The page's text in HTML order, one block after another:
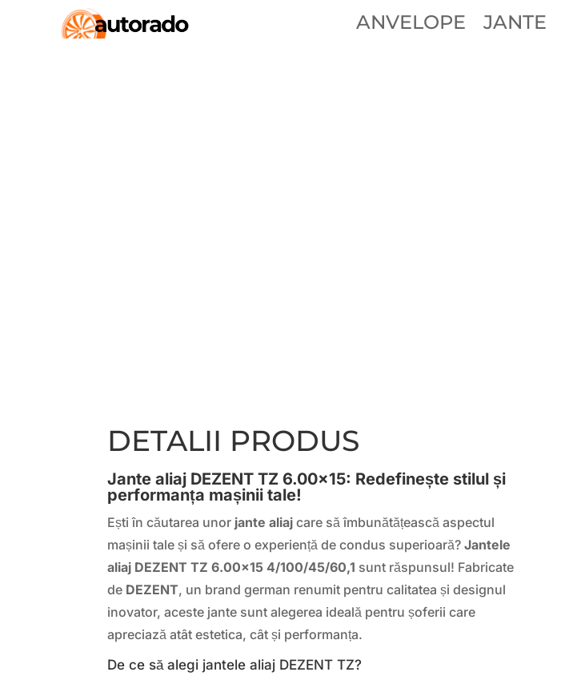
ANVELOPE JANTE
DETALII PRODUS
Jante aliaj DEZENT TZ 6.00×15: Redefinește stilul și
performanța mașinii tale!
Ești în căutarea unor jante aliaj care să îmbunătățească aspectul
mașinii tale și să ofere o experiență de condus superioară?Jantele
aliaj DEZENT TZ 6.00×15 4/100/45/60,1 sunt răspunsul! Fabricate
de DEZENT, un brand german renumit pentru calitatea și designul
inovator, aceste jante sunt alegerea ideală pentru șoferii care
apreciază atât estetica, cât și performanța.
De ce să alegi jantele aliaj DEZENT TZ?